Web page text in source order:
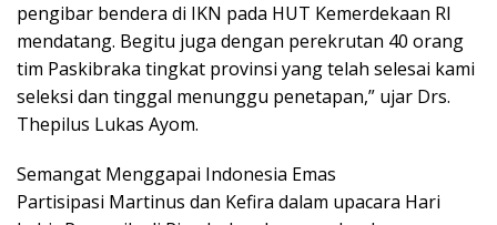
pengibar bendera di IKN pada HUT Kemerdekaan RI
mendatang. Begitu juga dengan perekrutan 40 orang
tim Paskibraka tingkat provinsi yang telah selesai kami
seleksi dan tinggal menunggu penetapan,” ujar Drs.
Thepilus Lukas Ayom.
Semangat Menggapai Indonesia Emas
Partisipasi Martinus dan Kefira dalam upacara Hari